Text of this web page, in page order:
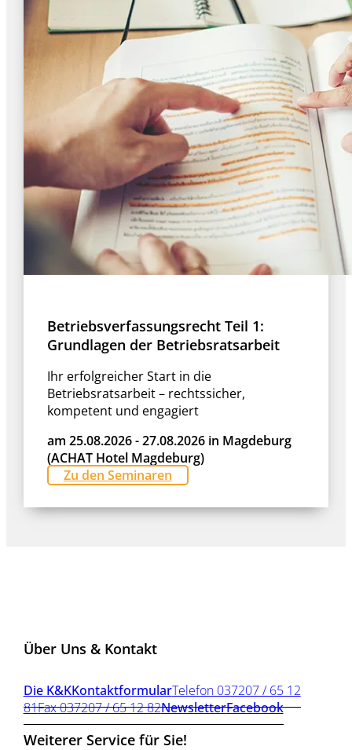
Betriebsverfassungsrecht Teil 1:
Grundlagen der Betriebsratsarbeit
Ihr erfolgreicher Start in die
Betriebsratsarbeit – rechtssicher,
kompetent und engagiert
am 25.08.2026 - 27.08.2026 in Magdeburg
(ACHAT Hotel Magdeburg)
Zu den Seminaren
Über Uns & Kontakt
Die K&KKontaktformularTelefon 037207 / 65 12
81Fax 037207 / 65 12 82NewsletterFacebook
Weiterer Service für Sie!